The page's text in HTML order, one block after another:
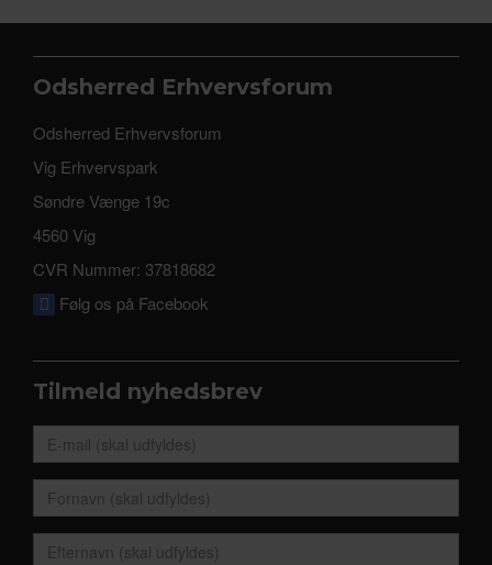
Odsherred Erhvervsforum
Odsherred Erhvervsforum
Vig Erhvervspark
Søndre Vænge 19c
4560 Vig
CVR Nummer: 37818682
Følg os på Facebook
Tilmeld nyhedsbrev